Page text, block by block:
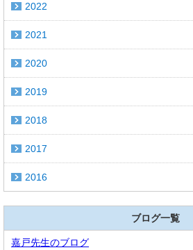
2022
2021
2020
2019
2018
2017
2016
ブログ一覧
嘉戸先生のブログ